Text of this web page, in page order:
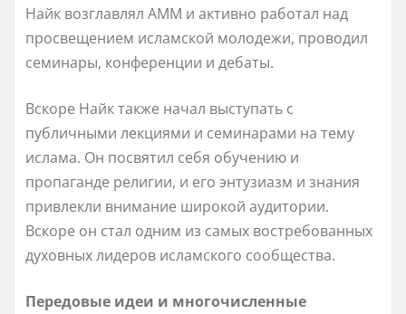
Найк возглавлял АММ и активно работал над
просвещением исламской молодежи, проводил
семинары, конференции и дебаты.
Вскоре Найк также начал выступать с
публичными лекциями и семинарами на тему
ислама. Он посвятил себя обучению и
пропаганде религии, и его энтузиазм и знания
привлекли внимание широкой аудитории.
Вскоре он стал одним из самых востребованных
духовных лидеров исламского сообщества.
Передовые идеи и многочисленные